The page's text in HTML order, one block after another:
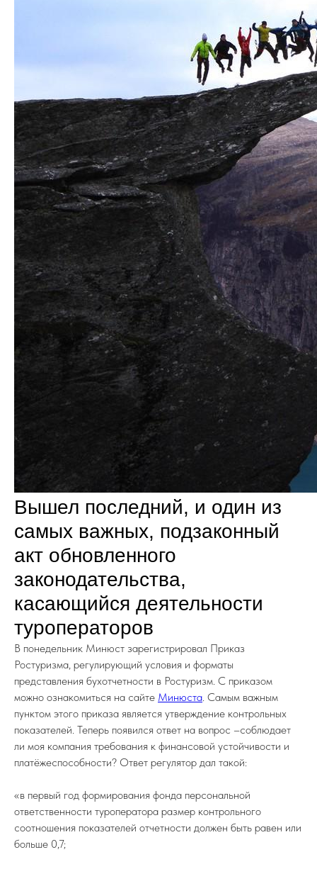
Вышел последний, и один из
самых важных, подзаконный
акт обновленного
законодательства,
касающийся деятельности
туроператоров
В понедельник Минюст зарегистрировал Приказ
Ростуризма, регулирующий условия и форматы
представления бухотчетности в Ростуризм. С приказом
можно ознакомиться на сайте Минюста. Самым важным
пунктом этого приказа является утверждение контрольных
показателей. Теперь появился ответ на вопрос –соблюдает
ли моя компания требования к финансовой устойчивости и
платёжеспособности? Ответ регулятор дал такой:
«в первый год формирования фонда персональной
ответственности туроператора размер контрольного
соотношения показателей отчетности должен быть равен или
больше 0,7;